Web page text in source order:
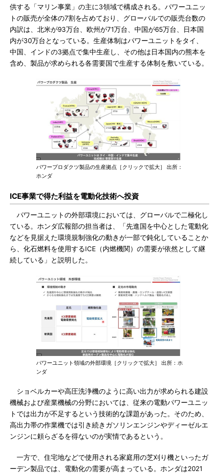
供する「マリン事業」の主に3領域で構成される。パワーユニッ
トの販売が全体の7割を占めており、グローバルでの販売台数の
内訳は、北米が93万台、欧州が71万台、中国が65万台、日本国
内が30万台となっている。生産体制はパワーユニットをタイ、
中国、インドの3拠点で集中生産し、その他は日本国内の熊本を
含め、製品が求められる各需要国で生産する体制を敷いている。
パワープロダクツ製品の生産拠点［クリックで拡大］ 出所：
ホンダ
ICE事業で得た利益を電動化技術へ投資
パワーユニットの外部環境においては、グローバルで二極化し
ている。ホンダ広報部の担当者は、「先進国を中心とした電動化
などを見据えた環境規制強化の動きが一部で鈍化していることか
ら、化石燃料を使用するICE（内燃機関）の需要が依然として継
続している」と説明した。
パワーユニット領域の外部環境［クリックで拡大］ 出所：ホ
ンダ
ショベルカーや高圧洗浄機のように高い出力が求められる建設
機械および産業機械の分野においては、従来の電動パワーユニッ
トでは出力が不足するという技術的な課題があった。そのため、
高出力帯の作業機では引き続きガソリンエンジンやディーゼルエ
ンジンに頼らざるを得ないのが実情であるという。
一方で、住宅地などで使用される家庭用の芝刈り機といったガ
ーデン製品では、電動化の需要が高まっている。ホンダは2021